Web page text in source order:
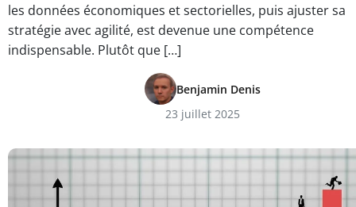
les données économiques et sectorielles, puis ajuster sa
stratégie avec agilité, est devenue une compétence
indispensable. Plutôt que […]
Benjamin Denis
23 juillet 2025